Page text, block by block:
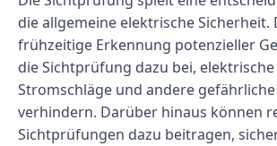
die allgemeine elektrische Sicherheit.
frühzeitige Erkennung potenzieller
die Sichtprüfung dazu bei, elektrische
Stromschläge und andere
verhindern. Darüber hinaus können
Sichtprüfungen dazu beitragen,